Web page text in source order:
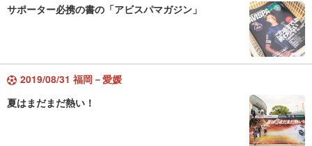
サポーター必携の書の「アビスパマガジン」
2019/08/31 福岡－愛媛
夏はまだまだ熱い！